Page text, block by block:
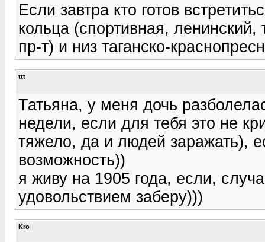
Если завтра кто готов
кольца (спортивная, ленинский,
пр-т) и низ таганско-
ttt
Татьяна, у меня дочь
недели, если для тебя это не
тяжело, да и людей заражать),
возможность))
я живу на 1905 года, если,
удовольствием заберу)))
Kro